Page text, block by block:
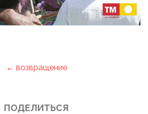
← возвращение
ПОДЕЛИТЬСЯ